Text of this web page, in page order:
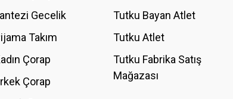
Gecelik
Takım
Çorap
Çorap
Tutku Bayan Atlet
Tutku Atlet
Tutku Fabrika Satış
Mağazası